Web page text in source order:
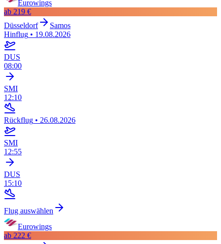
Eurowings
ab 219 €
Düsseldorf
Samos
Hinflug • 19.08.2026
DUS
08:00
SMI
12:10
Rückflug • 26.08.2026
SMI
12:55
DUS
15:10
Flug auswählen
Eurowings
ab 222 €